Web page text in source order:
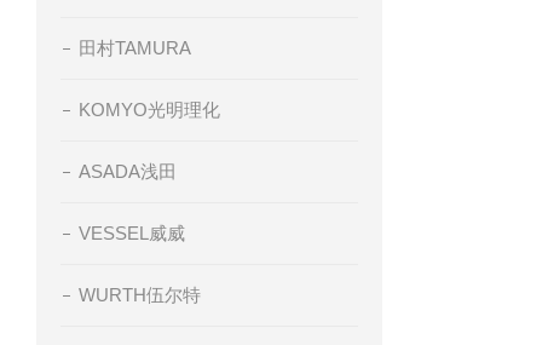
田村TAMURA
KOMYO光明理化
ASADA浅田
VESSEL威威
WURTH伍尔特